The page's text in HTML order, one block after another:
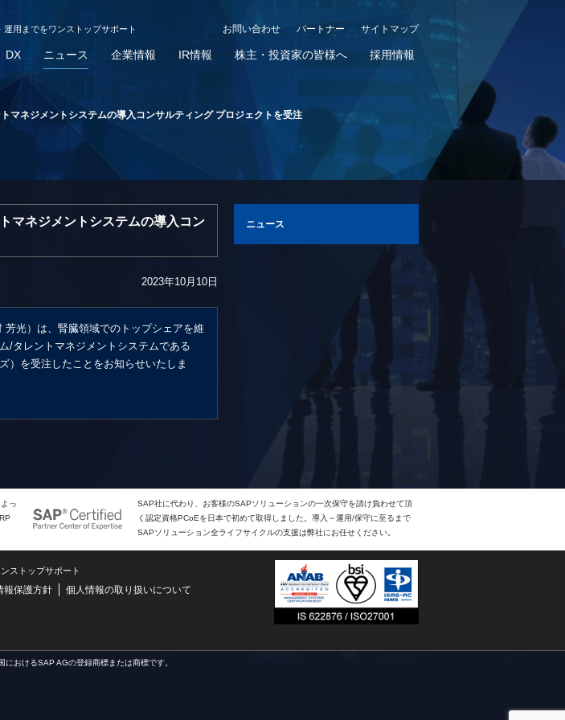
用までをワンストップサポート サイトマップ
パートナー
お問い合わせ
DX ニュース 企業情報 IR情報 株主・投資家の皆様へ 採用情報
マネジメントシステムの導入コンサルティング プロジェクトを受注
マネジメントシステムの導入コン
2023年10月10日
光）は、腎臓領域でのトップシェアを維
/タレントマネジメントシステムである
）を受注したことをお知らせいたしま
ニュース
っ
SAP社に代わり、お客様のSAPソリューションの一次保守を請け負わせて頂
く認定資格PCoEを日本で初めて取得しました。導入～運用/保守に至るまで
SAPソリューション全ライフサイクルの支援は弊社にお任せください。
ストップサポート
報保護方針
個人情報の取り扱いについて
おけるSAP AGの登録商標または商標です。